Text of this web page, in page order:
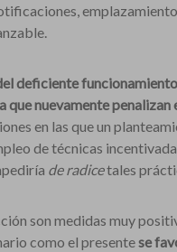
deficiente
nuevamente
en las que un
de técnicas
de radicetales
son medidas muy
como el presentese